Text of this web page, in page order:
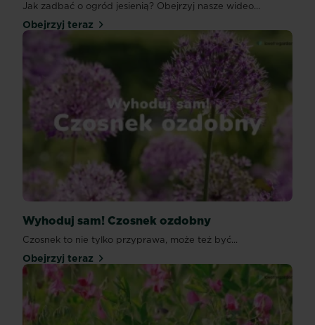
Jak zadbać o ogród jesienią? Obejrzyj nasze wideo...
Obejrzyj teraz
Wyhoduj sam! Czosnek ozdobny
Czosnek to nie tylko przyprawa, może też być...
Obejrzyj teraz